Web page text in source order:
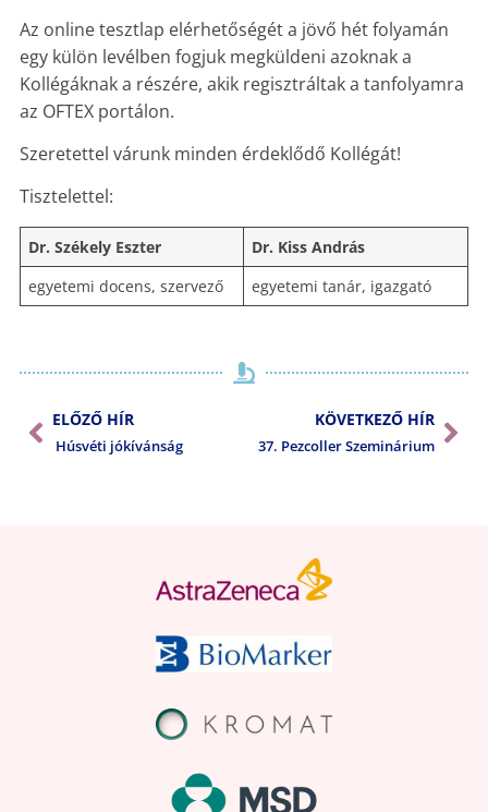
Az online tesztlap elérhetőségét a jövő hét folyamán
egy külön levélben fogjuk megküldeni azoknak a
Kollégáknak a részére, akik regisztráltak a tanfolyamra
az OFTEX portálon.
Szeretettel várunk minden érdeklődő Kollégát!
Tisztelettel:
Dr. Székely Eszter
Dr. Kiss András
egyetemi docens, szervező
egyetemi tanár, igazgató
ELŐZŐ HÍR
Húsvéti jókívánság
KÖVETKEZŐ HÍR
37. Pezcoller Szeminárium